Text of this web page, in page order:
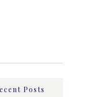
Posts